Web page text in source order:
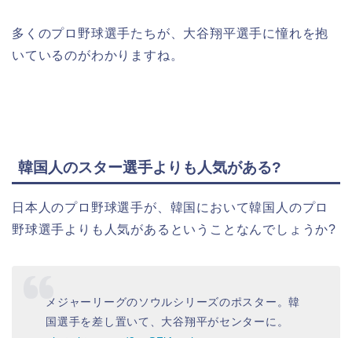
多くのプロ野球選手たちが、大谷翔平選手に憧れを抱
いているのがわかりますね。
韓国人のスター選手よりも人気がある?
日本人のプロ野球選手が、韓国において韓国人のプロ
野球選手よりも人気があるということなんでしょうか?
メジャーリーグのソウルシリーズのポスター。韓
国選手を差し置いて、大谷翔平がセンターに。